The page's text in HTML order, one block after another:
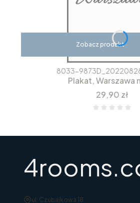
Zobacz produkt
8033-
Plakat, Warszawa
Cena
29,90 zł
Adres:
ul. Czubajkowa 18